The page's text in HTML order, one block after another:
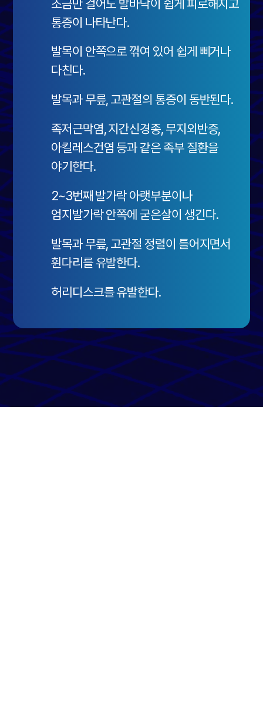
조금만 걸어도 발바닥이 쉽게 피로해지고
통증이 나타난다.
발목이 안쪽으로 꺾여 있어 쉽게 삐거나
다친다.
발목과 무릎, 고관절의 통증이 동반된다.
족저근막염, 지간신경종, 무지외반증,
아킬레스건염 등과 같은 족부 질환을
야기한다.
2~3번째 발가락 아랫부분이나
엄지발가락 안쪽에 굳은살이 생긴다.
발목과 무릎, 고관절 정렬이 틀어지면서
휜다리를 유발한다.
허리디스크를 유발한다.